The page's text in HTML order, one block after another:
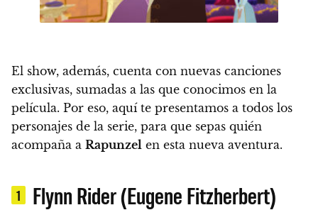
El show, además, cuenta con nuevas canciones
exclusivas, sumadas a las que conocimos en la
película. Por eso, aquí te presentamos a todos los
personajes de la serie, para que sepas quién
acompaña a Rapunzel en esta nueva aventura.
1 Flynn Rider (Eugene Fitzherbert)